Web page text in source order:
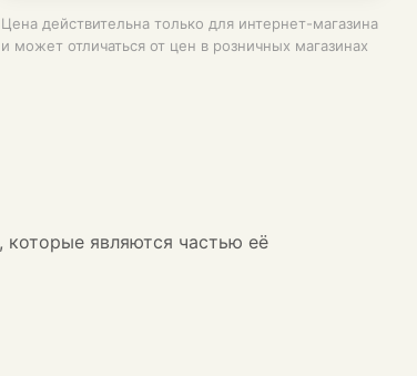
Цена действительна только для интернет-магазина
и может отличаться от цен в розничных магазинах
являются частью её